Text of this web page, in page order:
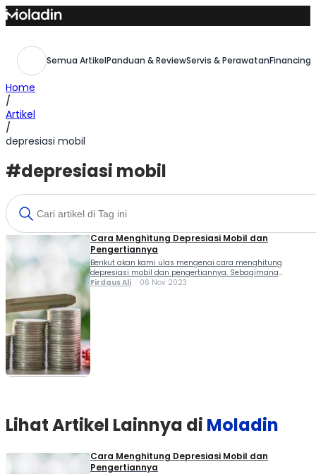
Skip
to
Semua ArtikelPanduan & ReviewServis & Perawatan
Home
/
Artikel
/
depresiasi mobil
#depresiasi mobil
Cara Menghitung Depresiasi Mobil dan
Pengertiannya
Berikut akan kami ulas mengenai cara menghitung
depresiasi mobil dan pengertiannya. Sebagimana
diketahui bahwa setiap kendaraan akan menglamai
Firdaus Ali 06 Nov 2023
Lihat Artikel Lainnya di Moladin
Cara Menghitung Depresiasi Mobil dan
Pengertiannya